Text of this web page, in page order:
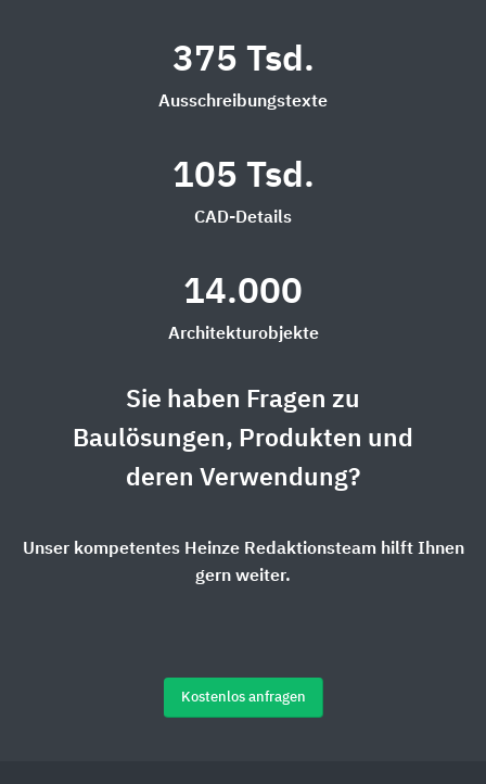
375 Tsd.
Ausschreibungstexte
105 Tsd.
CAD-Details
14.000
Architekturobjekte
Sie haben Fragen zu
Baulösungen, Produkten und
deren Verwendung?
Unser kompetentes Heinze Redaktionsteam hilft Ihnen
gern weiter.
Kostenlos anfragen